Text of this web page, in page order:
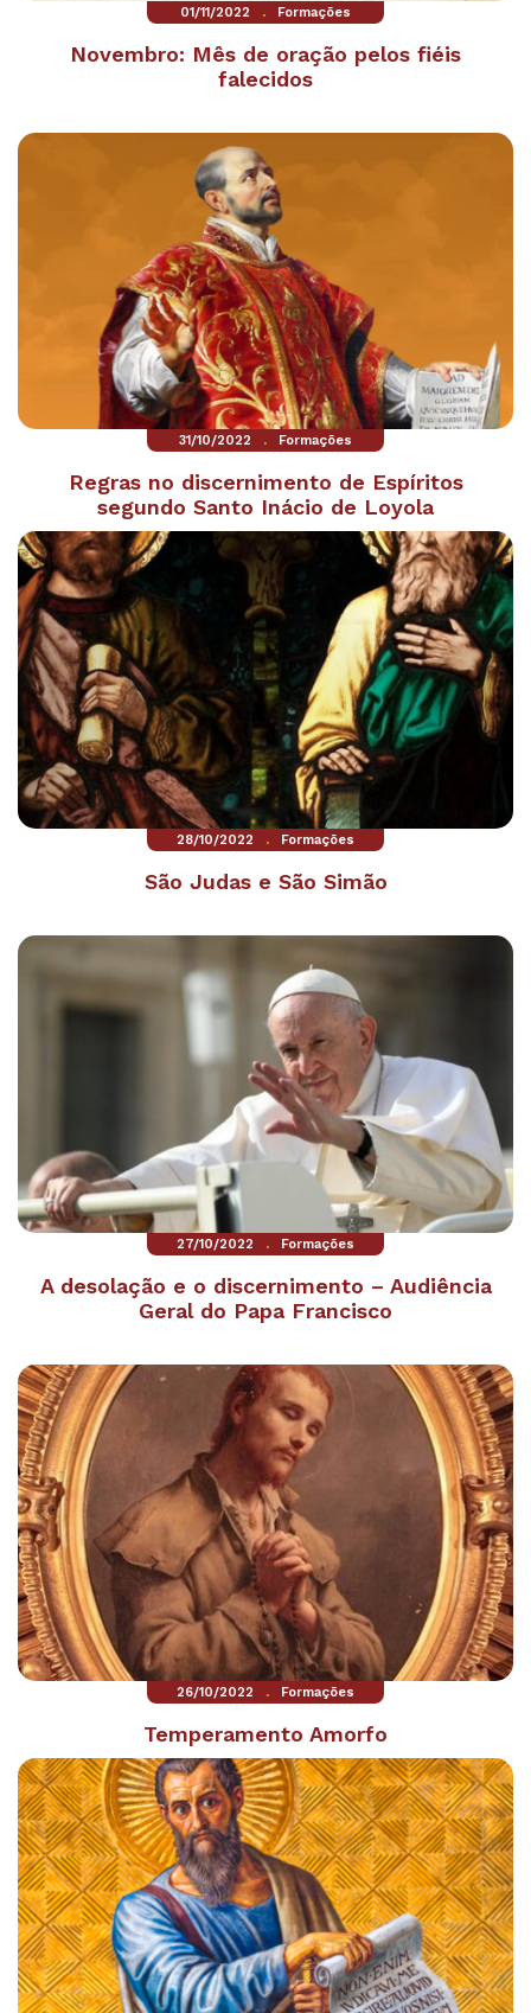
01/11/2022 . Formações
Novembro: Mês de oração pelos fiéis
falecidos
31/10/2022 . Formações
Regras no discernimento de Espíritos
segundo Santo Inácio de Loyola
28/10/2022 . Formações
São Judas e São Simão
27/10/2022 . Formações
A desolação e o discernimento – Audiência
Geral do Papa Francisco
26/10/2022 . Formações
Temperamento Amorfo